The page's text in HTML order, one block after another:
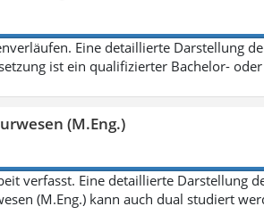
Eine detaillierte Darstellung
ist ein qualifizierter Bachelor-
(M.Eng.)
verfasst. Eine detaillierte Darstellung
(M.Eng.) kann auch dual studiert